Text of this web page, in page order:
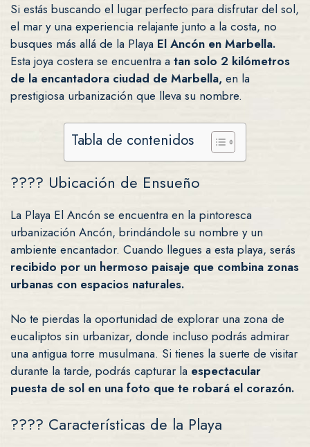
Si estás buscando el lugar perfecto para disfrutar del sol,
el mar y una experiencia relajante junto a la costa, no
busques más allá de la Playa El Ancón en Marbella.
Esta joya costera se encuentra a tan solo 2 kilómetros
de la encantadora ciudad de Marbella, en la
prestigiosa urbanización que lleva su nombre.
Tabla de contenidos
???? Ubicación de Ensueño
La Playa El Ancón se encuentra en la pintoresca
urbanización Ancón, brindándole su nombre y un
ambiente encantador. Cuando llegues a esta playa, serás
recibido por un hermoso paisaje que combina zonas
urbanas con espacios naturales.
No te pierdas la oportunidad de explorar una zona de
eucaliptos sin urbanizar, donde incluso podrás admirar
una antigua torre musulmana. Si tienes la suerte de visitar
durante la tarde, podrás capturar la espectacular
puesta de sol en una foto que te robará el corazón.
????️ Características de la Playa